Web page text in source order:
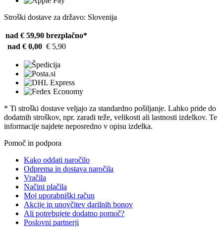
Stroški dostave za državo: Slovenija
nad € 59,90 brezplačno*
nad € 0,00 € 5,90
* Ti stroški dostave veljajo za standardno pošiljanje. Lahko pride do
dodatnih stroškov, npr. zaradi teže, velikosti ali lastnosti izdelkov. Te
informacije najdete neposredno v opisu izdelka.
Pomoč in podpora
Kako oddati naročilo
Odprema in dostava naročila
Vračila
Načini plačila
Moj uporabniški račun
Akcije in unovčitev darilnih bonov
Ali potrebujete dodatno pomoč?
Poslovni partnerji